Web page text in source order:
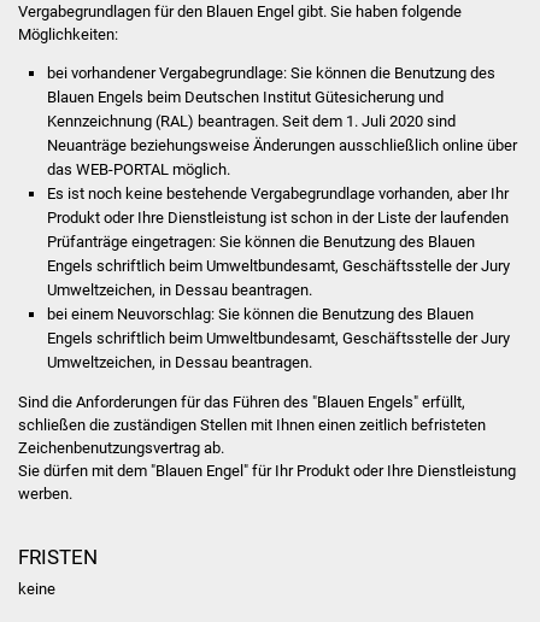
Bürgerinfos
Schulen
Kindergärten
Kolping-Musikschule
Volkshochschule
Vergabegrundlagen für den Blauen Engel gibt. Sie haben folgende
Möglichkeiten:
bei vorhandener Vergabegrundlage: Sie können die Benutzung des
Blauen Engels beim Deutschen Institut Gütesicherung und
Kennzeichnung (RAL) beantragen. Seit dem 1. Juli 2020 sind
Neuanträge beziehungsweise Änderungen ausschließlich online über
das WEB-PORTAL möglich.
Es ist noch keine bestehende Vergabegrundlage vorhanden, aber Ihr
Produkt oder Ihre Dienstleistung ist schon in der Liste der laufenden
Prüfanträge eingetragen: Sie können die Benutzung des Blauen
Engels schriftlich beim Umweltbundesamt, Geschäftsstelle der Jury
Umweltzeichen, in Dessau beantragen.
bei einem Neuvorschlag: Sie können die Benutzung des Blauen
Engels schriftlich beim Umweltbundesamt, Geschäftsstelle der Jury
Umweltzeichen, in Dessau beantragen.
Sind die Anforderungen für das Führen des "Blauen Engels" erfüllt,
schließen die zuständigen Stellen mit Ihnen einen zeitlich befristeten
Zeichenbenutzungsvertrag ab.
Sie dürfen mit dem "Blauen Engel" für Ihr Produkt oder Ihre Dienstleistung
werben.
FRISTEN
keine